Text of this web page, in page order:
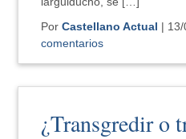
PorCastellano Actual |
comentarios
¿Transgredir o